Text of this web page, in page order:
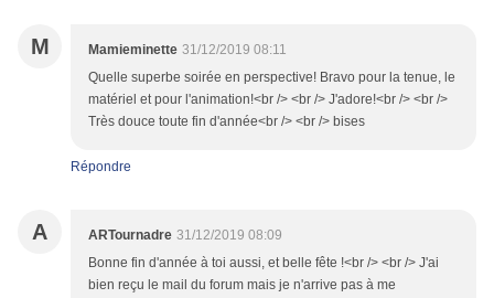
M Mamieminette 31/12/2019 08:11
Quelle superbe soirée en perspective! Bravo pour la tenue, le
matériel et pour l'animation!<br /> <br /> J'adore!<br /> <br />
Très douce toute fin d'année<br /> <br /> bises
Répondre
A ARTournadre 31/12/2019 08:09
Bonne fin d'année à toi aussi, et belle fête !<br /> <br /> J'ai
bien reçu le mail du forum mais je n'arrive pas à me